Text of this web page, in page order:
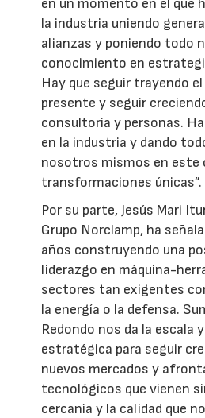
en un momento en el que
la industria uniendo
alianzas y poniendo todo
conocimiento en
Hay que seguir trayendo
presente y seguir
consultoría y personas.
en la industria y dando
nosotros mismos en este
transformaciones únicas”.
Por su parte, Jesús Mari
Grupo Norclamp, ha
años construyendo una
liderazgo en máquina-
sectores tan exigentes
la energía o la defensa.
Redondo nos da la escala
estratégica para seguir
nuevos mercados y
tecnológicos que vienen
cercanía y la calidad que